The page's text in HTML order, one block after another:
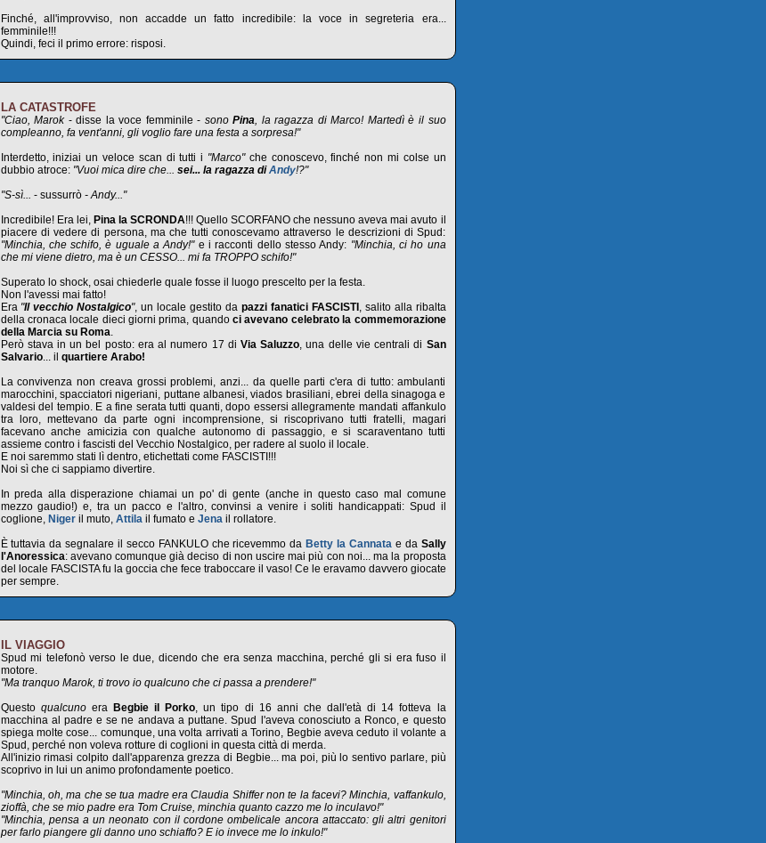
Finché, all'improvviso, non accadde un fatto incredibile: la voce in segreteria era...
femminile!!!
Quindi, feci il primo errore: risposi.
LA CATASTROFE
"Ciao, Marok- disse la voce femminile - sonoPina, la ragazza di Marco! Martedì è il suo
compleanno, fa vent'anni, gli voglio fare una festa a sorpresa!"
Interdetto, iniziai un veloce scan di tutti i "Marco"che conoscevo, finché non mi colse un
dubbio atroce: "Vuoi mica dire che... sei... la ragazza diAndy!?"
"S-sì... - sussurrò - Andy..."
Incredibile! Era lei, Pina la SCRONDA!!! Quello SCORFANO che nessuno aveva mai avuto il
piacere di vedere di persona, ma che tutti conoscevamo attraverso le descrizioni di Spud:
"Minchia, che schifo, è uguale a Andy!"e i racconti dello stesso Andy: "Minchia, ci ho una
che mi viene dietro, ma è un CESSO... mi fa TROPPO schifo!"
Superato lo shock, osai chiederle quale fosse il luogo prescelto per la festa.
Non l'avessi mai fatto!
Era "Il vecchio Nostalgico", un locale gestito da pazzi fanatici FASCISTI , salito alla ribalta
della cronaca locale dieci giorni prima, quandoci avevano celebrato la commemorazione
della Marcia su Roma.
Però stava in un bel posto: era al numero 17 di Via Saluzzo, una delle vie centrali di San
Salvario... il quartiere Arabo!
La convivenza non creava grossi problemi, anzi... da quelle parti c'era di tutto: ambulanti
marocchini, spacciatori nigeriani, puttane albanesi, viados brasiliani, ebrei della sinagoga e
valdesi del tempio. E a fine serata tutti quanti, dopo essersi allegramente mandati affankulo
tra loro, mettevano da parte ogni incomprensione, si riscoprivano tutti fratelli, magari
facevano anche amicizia con qualche autonomo di passaggio, e si scaraventano tutti
assieme contro i fascisti del Vecchio Nostalgico, per radere al suolo il locale.
E noi saremmo stati lì dentro, etichettati come FASCISTI!!!
Noi sì che ci sappiamo divertire.
In preda alla disperazione chiamai un po' di gente (anche in questo caso mal comune
mezzo gaudio!) e, tra un pacco e l'altro, convinsi a venire i soliti handicappati: Spud il
coglione, Nigeril muto, Attilail fumato e Jenail rollatore.
È tuttavia da segnalare il secco FANKULO che ricevemmo da Betty la Cannatae da Sally
l'Anoressica: avevano comunque già deciso di non uscire mai più con noi... ma la proposta
del locale FASCISTA fu la goccia che fece traboccare il vaso! Ce le eravamo davvero giocate
per sempre.
IL VIAGGIO
Spud mi telefonò verso le due, dicendo che era senza macchina, perché gli si era fuso il
motore.
"Ma tranquo Marok, ti trovo io qualcunoche ci passa a prendere!"
Questo qualcunoera Begbie il Porko, un tipo di 16 anni che dall'età di 14 fotteva la
macchina al padre e se ne andava a puttane. Spud l'aveva conosciuto a Ronco, e questo
spiega molte cose... comunque, una volta arrivati a Torino, Begbie aveva ceduto il volante a
Spud, perché non voleva rotture di coglioni in questa città di merda.
All'inizio rimasi colpito dall'apparenza grezza di Begbie... ma poi, più lo sentivo parlare, più
scoprivo in lui un animo profondamente poetico.
"Minchia, oh, ma che se tua madre era Claudia Shiffer non te la facevi? Minchia, vaffankulo,
zioffà, che se mio padre era Tom Cruise, minchia quanto cazzo me lo inculavo!"
"Minchia, pensa a un neonato con il cordone ombelicale ancora attaccato: gli altri genitori
per farlo piangere gli danno uno schiaffo? E io invece me lo inkulo!"